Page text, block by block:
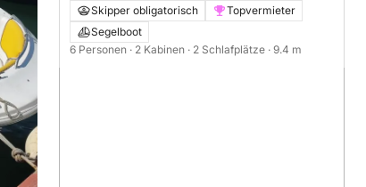
Skipper obligatorisch
Topvermieter
Segelboot
6 Personen · 2 Kabinen · 2 Schlafplätze · 9.4 m